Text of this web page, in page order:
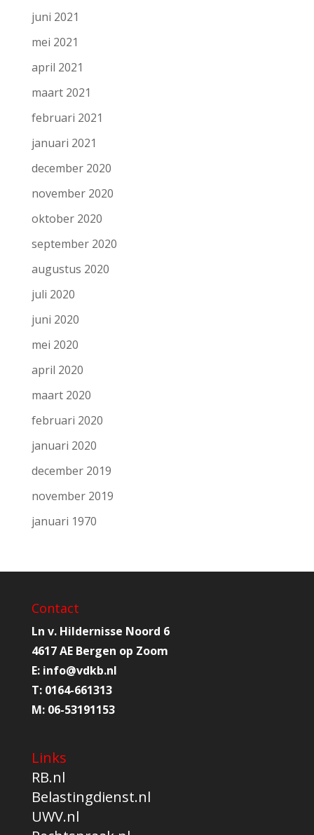
juni 2021
mei 2021
april 2021
maart 2021
februari 2021
januari 2021
december 2020
november 2020
oktober 2020
september 2020
augustus 2020
juli 2020
juni 2020
mei 2020
april 2020
maart 2020
februari 2020
januari 2020
december 2019
november 2019
januari 1970
Contact
Ln v. Hildernisse Noord 6
4617 AE Bergen op Zoom
E: info@vdkb.nl
T: 0164-661313
M: 06-53191153
Links
RB.nl
Belastingdienst.nl
UWV.nl